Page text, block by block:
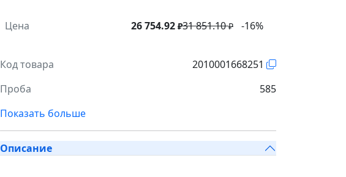
Цена 26 754.92 ₽31 851.10₽ -16%
Код товара
2010001668251
Проба
585
Показать больше
Описание